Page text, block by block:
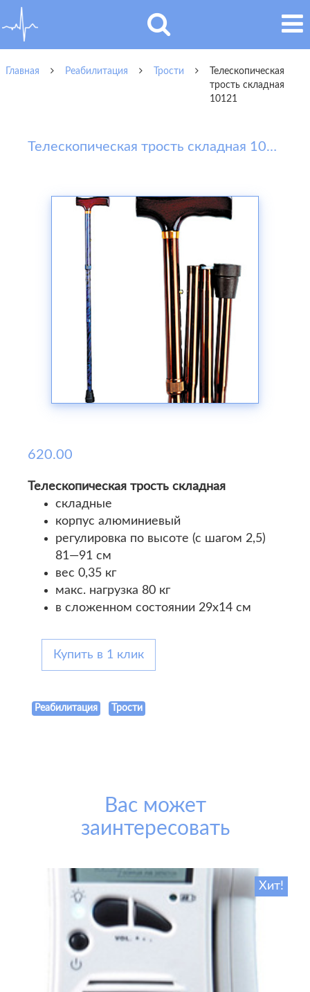
Главная Реабилитация Трости
Телескопическая
трость складная
10121
Телескопическая трость складная 10121
620.00
Телескопическая трость складная
складные
корпус алюминиевый
регулировка по высоте (с шагом 2,5)
81—91 см
вес 0,35 кг
макс. нагрузка 80 кг
в сложенном состоянии 29х14 см
Купить в 1 клик
Реабилитация Трости
Вас может
заинтересовать
Хит!